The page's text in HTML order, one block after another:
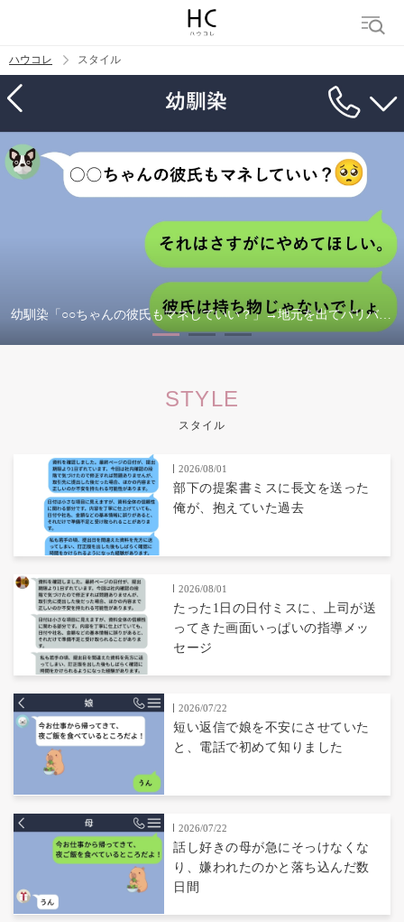
トレンド ワード
搾取される側をやめるまで 義両親、私の代わりにブライダルフェアへ
ハウコレ スタイル
幼馴染「○○ちゃんの彼氏もマネしていい？」→地元を出てバリバリ
稼ぐ私を、もう真似できなくなった話
STYLE
スタイル
2026/08/01
部下の提案書ミスに長文を送った
俺が、抱えていた過去
2026/08/01
たった1日の日付ミスに、上司が送
ってきた画面いっぱいの指導メッ
セージ
2026/07/22
短い返信で娘を不安にさせていた
と、電話で初めて知りました
2026/07/22
話し好きの母が急にそっけなくな
り、嫌われたのかと落ち込んだ数
日間